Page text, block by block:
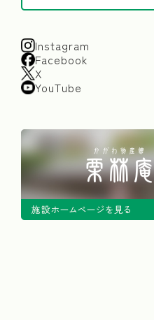
Instagram
Facebook
X
YouTube